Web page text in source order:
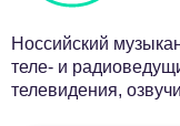
Hоссийский
теле- и
телевидения,